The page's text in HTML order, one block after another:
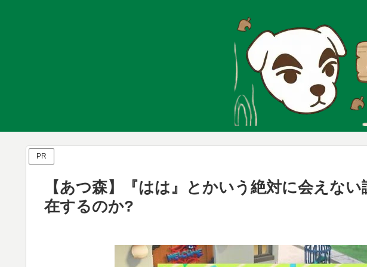
PR
【あつ森】『はは』とかいう絶対に会えな
在するのか?